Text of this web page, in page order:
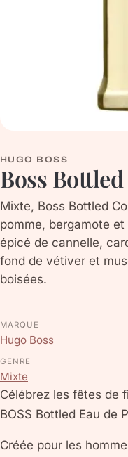
HUGO BOSS
Boss
Mixte, Boss Bottled
pomme, bergamote
épicé de cannelle,
fond de vétiver et
boisées.
MARQUE
Hugo Boss
GENRE
Mixte
Célébrez les fêtes de
BOSS Bottled Eau de
Créée pour les